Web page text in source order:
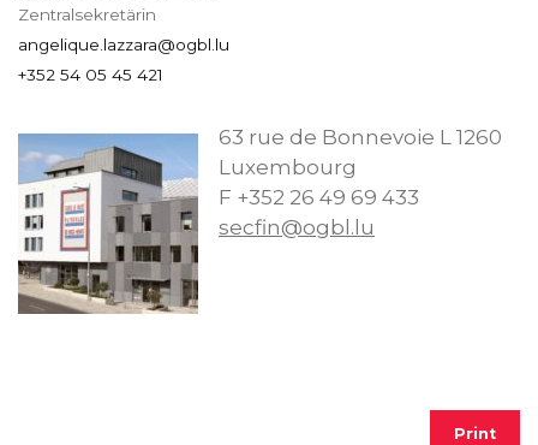
Zentralsekretärin
angelique.lazzara@ogbl.lu
+352 54 05 45 421
63 rue de Bonnevoie L 1260
Luxembourg
F +352 26 49 69 433
secfin@ogbl.lu
Print